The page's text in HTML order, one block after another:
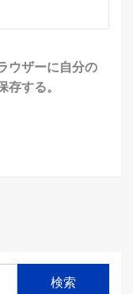
ウザーに自分の
する。
検索